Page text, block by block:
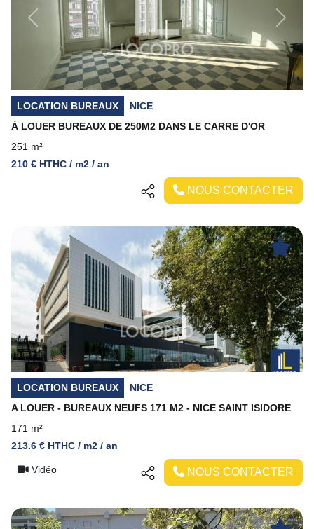
Previous Next
LOCATION BUREAUX
NICE
À LOUER BUREAUX DE 250M2 DANS LE CARRE D'OR
251 m²
210 € HTHC / m2 / an
NOUS CONTACTER
Previous Next
LOCATION BUREAUX
NICE
A LOUER - BUREAUX NEUFS 171 M2 - NICE SAINT ISIDORE
171 m²
213.6 € HTHC / m2 / an
Vidéo NOUS CONTACTER